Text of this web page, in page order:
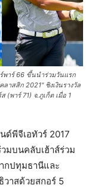
พาร์ 66 ขึ้นนำร่วมวันแรก
าสสิก 2021" ชิงเงินรางวัล
พาร์ 71) จ.ภูเก็ต เมื่อ 1
พีจีเอทัวร์ 2017
มบนคลับเฮ้าส์ร่วม
กปทุมธานีและ
าสด้วยสกอร์ 5